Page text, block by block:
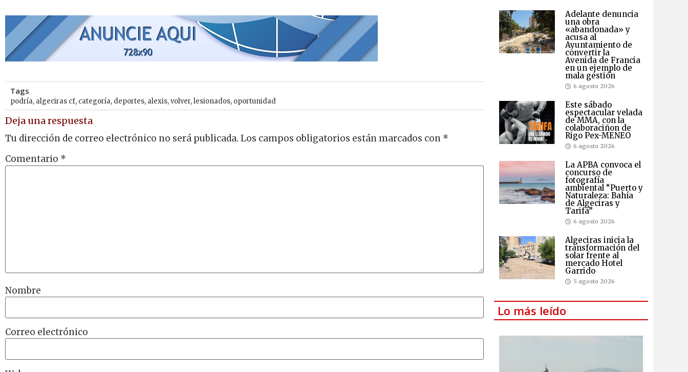
Tags
podría, algeciras cf, categoría, deportes, alexis,volver,lesionados, oportunidad
Deja una respuesta
Tu dirección de correo electrónico no será publicada. Los campos obligatorios están marcados con *
Comentario *
Nombre
Correo electrónico
Adelante denuncia
una obra
«abandonada» y
acusa al
Ayuntamiento de
convertir la
Avenida de Francia
en un ejemplo de
mala gestión
6 agosto 2026
Este sábado
espectacular velada
de MMA, con la
colaboraciñon de
Rigo Pex-MENEO
6 agosto 2026
La APBA convoca el
concurso de
fotografía
ambiental “Puerto y
Naturaleza: Bahía
de Algeciras y
Tarifa”
6 agosto 2026
Algeciras inicia la
transformación del
solar frente al
mercado Hotel
Garrido
5 agosto 2026
Lo más leído